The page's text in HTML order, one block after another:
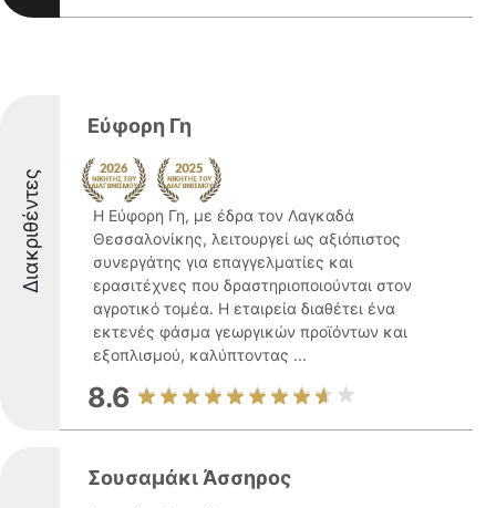
Διακριθέντες
Εύφορη Γη
Η Εύφορη Γη, με έδρα τον Λαγκαδά
Θεσσαλονίκης, λειτουργεί ως αξιόπιστος
συνεργάτης για επαγγελματίες και
ερασιτέχνες που δραστηριοποιούνται στον
αγροτικό τομέα. Η εταιρεία διαθέτει ένα
εκτενές φάσμα γεωργικών προϊόντων και
εξοπλισμού, καλύπτοντας ...
8.6
Σουσαμάκι Άσσηρος